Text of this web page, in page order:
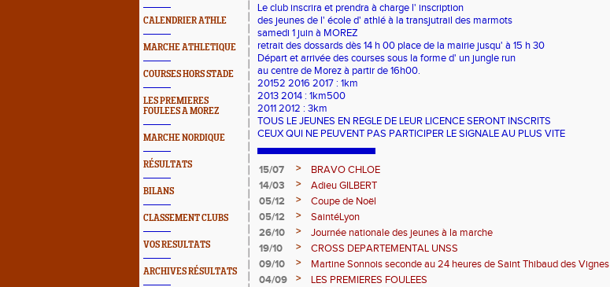
CALENDRIER ATHLE
MARCHE ATHLETIQUE
COURSES HORS STADE
LES PREMIERES
FOULEES A MOREZ
MARCHE NORDIQUE
RÉSULTATS
BILANS
CLASSEMENT CLUBS
VOS RESULTATS
ARCHIVES RÉSULTATS
Le club inscrira et prendra à charge l' inscription
des jeunes de l' école d' athlé à la transjutrail des marmots
samedi 1 juin à MOREZ
retrait des dossards dès 14 h 00 place de la mairie jusqu' à 15 h 30
Départ et arrivée des courses sous la forme d' un jungle run
aucentre de Morez à partir de 16h00.
20152 2016 2017 : 1km
2013 2014 : 1km500
2011 2012 : 3km
TOUS LE JEUNES EN REGLE DE LEUR LICENCE SERONT INSCRITS
CEUX QUI NE PEUVENT PAS PARTICIPER LE SIGNALE AU PLUS VITE
15/07 >
BRAVO CHLOE
14/03
>
Adieu GILBERT
05/12
>
Coupe de Noël
05/12
>
SaintéLyon
26/10
>
Journée nationale des jeunes à la marche
19/10
>
CROSS DEPARTEMENTAL UNSS
09/10
>
Martine Sonnois seconde au 24 heures de Saint Thibaud des Vignes
04/09
>
LES PREMIERES FOULEES